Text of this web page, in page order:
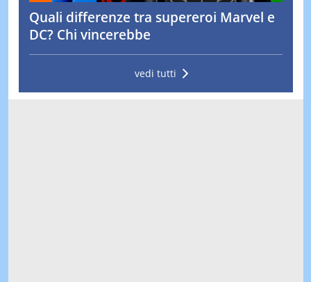
Quali differenze tra supereroi Marvel e
DC? Chi vincerebbe
vedi tutti